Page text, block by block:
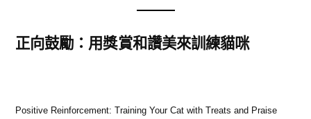
正向鼓勵 ：用獎賞和讚美來訓練貓咪
Positive Reinforcement: Training Your Cat with Treats and Praise